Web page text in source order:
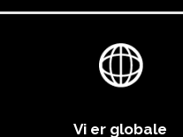
Vi er globale